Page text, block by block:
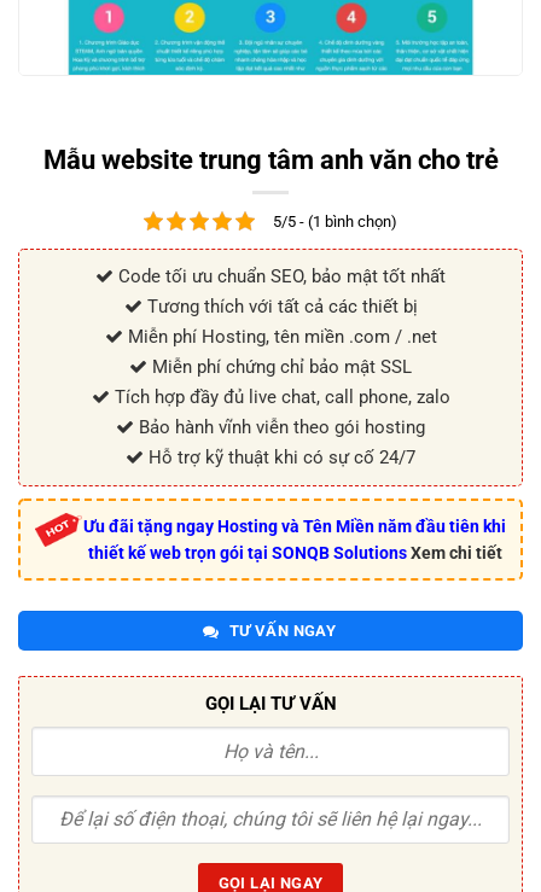
Mẫu website trung tâm anh văn cho trẻ
5/5 - (1 bình chọn)
Code tối ưu chuẩn SEO, bảo mật tốt nhất
Tương thích với tất cả các thiết bị
Miễn phí Hosting, tên miền .com / .net
Miễn phí chứng chỉ bảo mật SSL
Tích hợp đầy đủ live chat, call phone, zalo
Bảo hành vĩnh viễn theo gói hosting
Hỗ trợ kỹ thuật khi có sự cố 24/7
Ưu đãi tặng ngay Hosting và Tên Miền năm đầu tiên khi
thiết kế web trọn gói tại SONQB SolutionsXem chi tiết
TƯ VẤN NGAY
GỌI LẠI TƯ VẤN